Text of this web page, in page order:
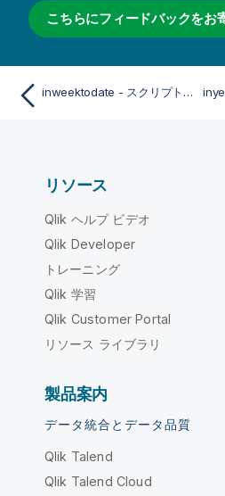
こちらにフィードバックをお
inweektodate - スクリプトおよびチャート関数
リソース
Qlik ヘルプ ビデオ
Qlik Developer
トレーニング
Qlik 学習
Qlik Customer Portal
リソース ライブラリ
製品案内
データ統合とデータ品質
Qlik Talend
Qlik Talend Cloud